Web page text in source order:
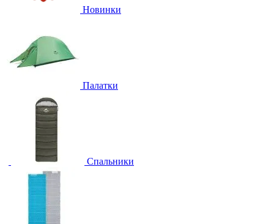
Новинки
Палатки
Спальники